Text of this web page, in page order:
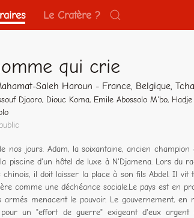
Le Cratère ?
qui crie
Saleh Haroun - France, Belgique,
Djaoro, Diouc Koma, Emile Abossolo M'bo,
nos jours. Adam, la soixantaine, ancien
piscine d'un hôtel de luxe à N'Djamena. Lors du
chinois, il doit laisser la place à son fils Abdel. Il vit
comme une déchéance sociale.Le pays est en
armés menacent le pouvoir. Le gouvernement, en
pour un "effort de guerre" exigeant d'eux